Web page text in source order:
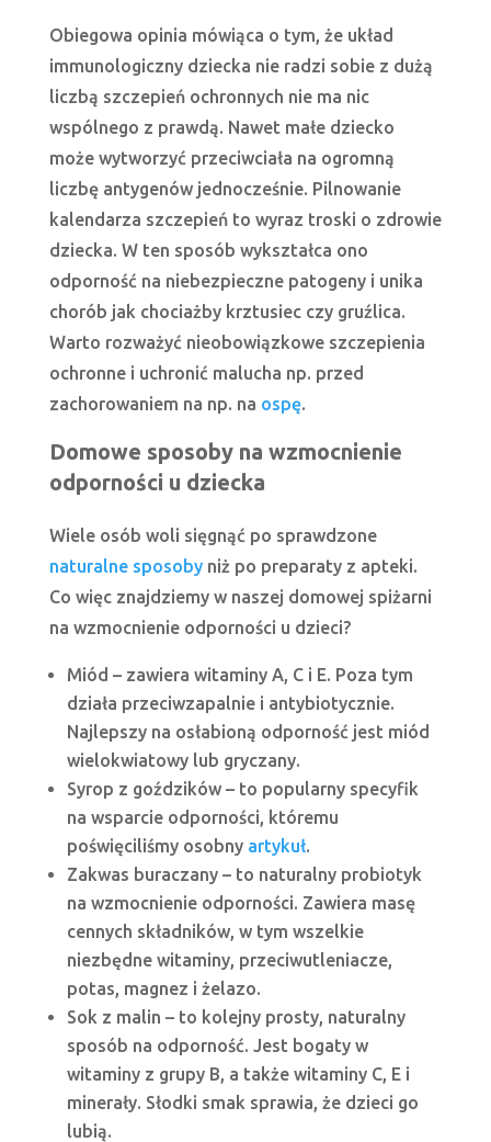
Obiegowa opinia mówiąca o tym, że układ
immunologiczny dziecka nie radzi sobie z dużą
liczbą szczepień ochronnych nie ma nic
wspólnego z prawdą. Nawet małe dziecko
może wytworzyć przeciwciała na ogromną
liczbę antygenów jednocześnie. Pilnowanie
kalendarza szczepień to wyraz troski o zdrowie
dziecka. W ten sposób wykształca ono
odporność na niebezpieczne patogeny i unika
chorób jak chociażby krztusiec czy gruźlica.
Warto rozważyć nieobowiązkowe szczepienia
ochronne i uchronić malucha np. przed
zachorowaniem na np. na ospę.
Domowe sposoby na wzmocnienie
odporności u dziecka
Wiele osób woli sięgnąć po sprawdzone
naturalne sposobyniż po preparaty z apteki.
Co więc znajdziemy w naszej domowej spiżarni
na wzmocnienie odporności u dzieci?
Miód – zawiera witaminy A, C i E. Poza tym
działa przeciwzapalnie i antybiotycznie.
Najlepszy na osłabioną odporność jest miód
wielokwiatowy lub gryczany.
Syrop z goździków – to popularny specyfik
na wsparcie odporności, któremu
poświęciliśmy osobny artykuł.
Zakwas buraczany – to naturalny probiotyk
na wzmocnienie odporności. Zawiera masę
cennych składników, w tym wszelkie
niezbędne witaminy, przeciwutleniacze,
potas, magnez i żelazo.
Sok z malin – to kolejny prosty, naturalny
sposób na odporność. Jest bogaty w
witaminy z grupy B, a także witaminy C, E i
minerały. Słodki smak sprawia, że dzieci go
lubią.